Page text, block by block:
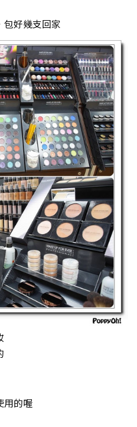
包好幾支回家
用的喔